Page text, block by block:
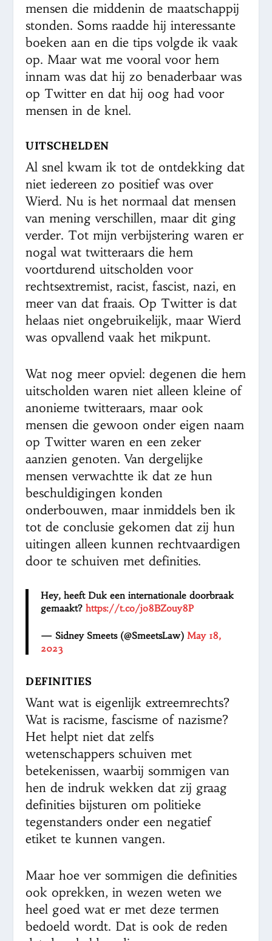
mensen die middenin de maatschappij
stonden. Soms raadde hij interessante
boeken aan en die tips volgde ik vaak
op. Maar wat me vooral voor hem
innam was dat hij zo benaderbaar was
op Twitter en dat hij oog had voor
mensen in de knel.
UITSCHELDEN
Al snel kwam ik tot de ontdekking dat
niet iedereen zo positief was over
Wierd. Nu is het normaal dat mensen
van mening verschillen, maar dit ging
verder. Tot mijn verbijstering waren er
nogal wat twitteraars die hem
voortdurend uitscholden voor
rechtsextremist, racist, fascist, nazi, en
meer van dat fraais. Op Twitter is dat
helaas niet ongebruikelijk, maar Wierd
was opvallend vaak het mikpunt.
Wat nog meer opviel: degenen die hem
uitscholden waren niet alleen kleine of
anonieme twitteraars, maar ook
mensen die gewoon onder eigen naam
op Twitter waren en een zeker
aanzien genoten. Van dergelijke
mensen verwachtte ik dat ze hun
beschuldigingen konden
onderbouwen, maar inmiddels ben ik
tot de conclusie gekomen dat zij hun
uitingen alleen kunnen rechtvaardigen
door te schuiven met definities.
Hey, heeft Duk een internationale doorbraak
gemaakt?https://t.co/jo8BZouy8P
— Sidney Smeets (@SmeetsLaw)May 18,
2023
DEFINITIES
Want wat is eigenlijk extreemrechts?
Wat is racisme, fascisme of nazisme?
Het helpt niet dat zelfs
wetenschappers schuiven met
betekenissen, waarbij sommigen van
hen de indruk wekken dat zij graag
definities bijsturen om politieke
tegenstanders onder een negatief
etiket te kunnen vangen.
Maar hoe ver sommigen die definities
ook oprekken, in wezen weten we
heel goed wat er met deze termen
bedoeld wordt. Dat is ook de reden